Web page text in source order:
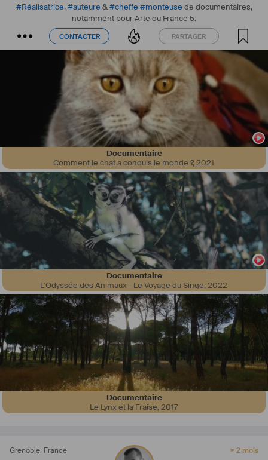
#Réalisatrice,#auteure &#cheffe #monteuse de documentaires,
notamment pour Arte ou France 5.
CONTACTER PARTAGER
CONTACTER PARTAGER
Documentaire
Comment le chat a conquis le monde ?,2021
Documentaire
L'Odyssée des Animaux - Le Voyage du Singe,2022
Documentaire
Le Lynx et la Fraise,2017
Grenoble, France > 2 mois